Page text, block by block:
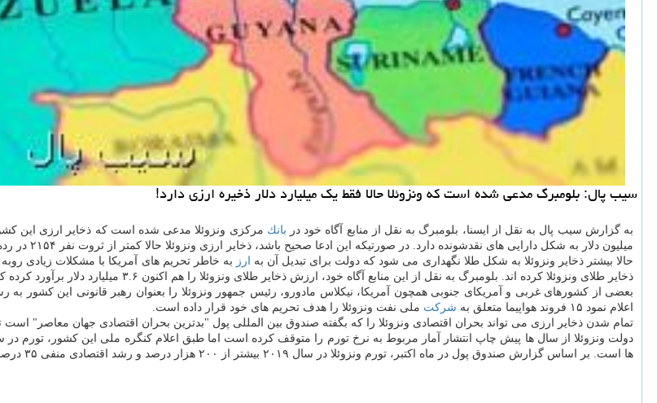
سیب پال: بلومبرگ مدعی شده است كه ونزوئلا حالا فقط یك میلیارد دلار ذخیره ارزی دارد!
به گزارش سیب پال به نقل از ایسنا، بلومبرگ به نقل از منابع آگاه خود در بانك مركزی ونزوئلا مدعی شده است كه ذخایر ارزی این كشور
میلیون دلار به شكل دارایی های نقدشونده دارد. در صورتیكه این ادعا صحیح باشد، ذخایر ارزی ونزوئلا حالا كمتر از ثروت نفر ۲۱۵۴ در رده بندی ثروتمندان جهان خواهد بود!
حالا بیشتر ذخایر ونزوئلا به شكل طلا نگهداری می شود كه دولت برای تبدیل آن به
ارز به خاطر تحریم های آمریكا با مشكلات زیادی
ذخایر طلای ونزوئلا كرده اند. بلومبرگ به نقل از این منابع آگاه خود، ارزش ذخایر طلای ونزوئلا را هم اكنون ۳.۶ میلیارد دلار برآورد كرده كه ۱.۶ میلیارد دلار آن مربوط به ذخایر بلوكه شده در لندن است.
بعضی از كشورهای غربی و آمریكای جنوبی همچون آمریكا، نیكلاس مادورو، رئیس جمهور ونزوئلا را بعنوان رهبر قانونی این كشور
اعلام نمود ۱۵ فروند هواپیما متعلق به
شركت ملی نفت ونزوئلا را هدف تحریم های خود قرار داده است.
تمام شدن ذخایر ارزی می تواند بحران اقتصادی ونزوئلا را كه بگفته صندوق بین المللی پول "بدترین بحران اقتصادی جهان معاصر" است
ها است. بر اساس گزارش صندوق پول در ماه اكتبر، تورم ونزوئلا در سال ۲۰۱۹ بیشتر از ۲۰۰ هزار درصد و رشد اقتصادی منفی ۳۵ درصد بوده است.